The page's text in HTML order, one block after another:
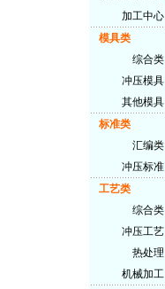
加工中心
模具类
综合类
冲压模具
其他模具
标准类
汇编类
冲压标准
工艺类
综合类
冲压工艺
热处理
机械加工